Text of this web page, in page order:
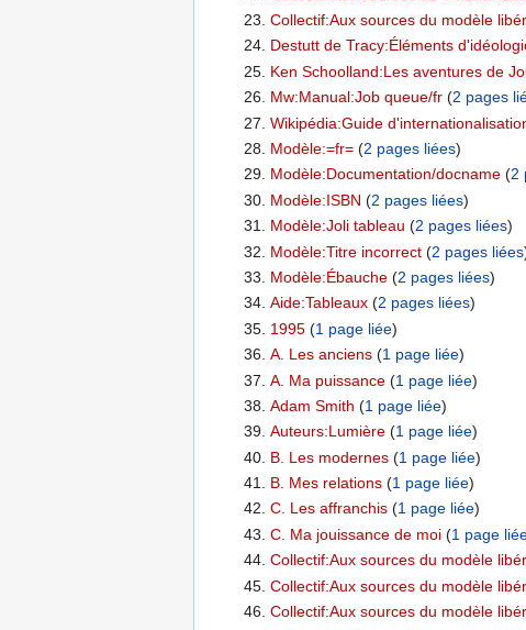
Collectif:Aux sources du modèle
Destutt de Tracy:Éléments
Ken Schoolland:Les aventures de
Mw:Manual:Job queue/fr‏‎ (2 pages
Wikipédia:Guide
Modèle:=fr=‏‎ (2 pages liées)
Modèle:Documentation/docname‏‎ (2
Modèle:ISBN ‏‎ (2 pages liées)
Modèle:Joli tableau ‏‎ (2 pages liées)
Modèle:Titre incorrect‏‎ (2 pages liées
Modèle:Ébauche‏‎ (2 pages liées)
Aide:Tableaux‏‎ (2 pages liées)
1995‏‎ (1 page liée)
A. Les anciens‏‎ (1 page liée)
A. Ma puissance‏‎ (1 page liée)
Adam Smith ‏‎ (1 page liée)
Auteurs:Lumière‏‎ (1 page liée)
B. Les modernes‏‎ (1 page liée)
B. Mes relations‏‎ (1 page liée)
C. Les affranchis‏‎ (1 page liée)
C. Ma jouissance de moi‏‎ (1 page
Collectif:Aux sources du modèle
Collectif:Aux sources du modèle
Collectif:Aux sources du modèle